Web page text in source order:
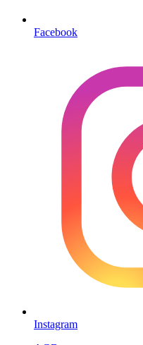
Facebook
Instagram